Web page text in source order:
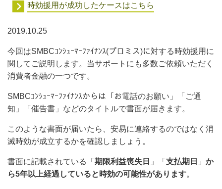
時効援用が成功したケースはこちら
2019.10.25
今回はSMBCｺﾝｼｭｰﾏｰﾌｧｲﾅﾝｽ(プロミス)に対する時効援用に
関してご説明します。当サポートにも多数ご依頼いただく
消費者金融の一つです。
SMBCｺﾝｼｭｰﾏｰﾌｧｲﾅﾝｽからは「お電話のお願い」「ご通
知」「催告書」などのタイトルで書面が届きます。
このような書面が届いたら、安易に連絡するのではなく消
滅時効が成立するかを確認しましょう。
書面に記載されている「 期限利益喪失日 」「 支払期日 」 か
ら5年以上経過していると時効の可能性があります。